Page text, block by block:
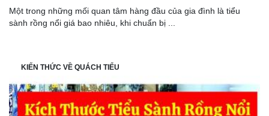
Một trong những mối quan tâm hàng đầu của gia đình là tiểu
sành rồng nổi giá bao nhiêu, khi chuẩn bị ...
KIẾN THỨC VỀ QUÁCH TIỂU